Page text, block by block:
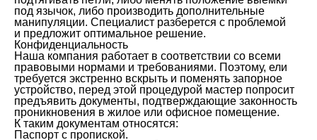
под язычок, либо производить дополнительные
манипуляции. Специалист разберется с проблемой
и предложит оптимальное решение.
Конфиденциальность
Наша компания работает в соответствии со всеми
правовыми нормами и требованиями. Поэтому, ели
требуется экстренно вскрыть и поменять запорное
устройство, перед этой процедурой мастер попросит
предъявить документы, подтверждающие законность
проникновения в жилое или офисное помещение.
К таким документам относятся:
Паспорт с пропиской.